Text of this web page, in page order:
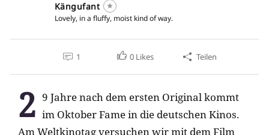
Kängufant
Lovely, in a fluffy, moist kind of way.
1 0 Likes Teilen
2 9 Jahre nach dem ersten Original kommt
im Oktober Fame in die deutschen Kinos.
Am Weltkinotag versuchen wir mit dem Film